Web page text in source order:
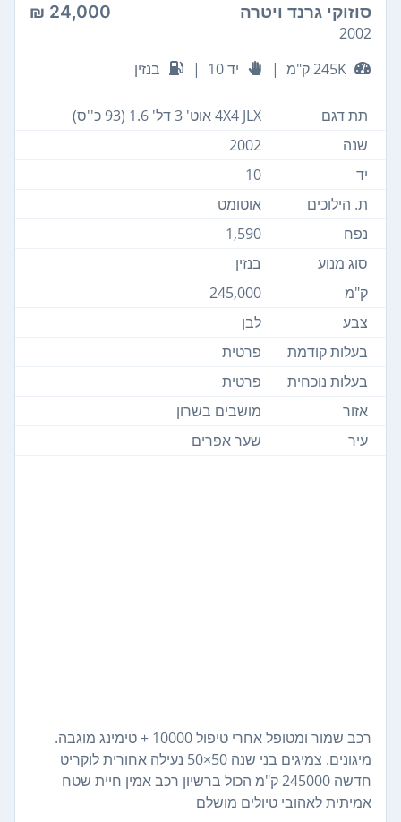
סוזוקי גרנד ויטרה 24,000 ₪
2002
245K ק"מ
| יד 10 | בנזין
תת דגם
4X4 JLX אוט' 3 דל' 1.6 (93 כ''ס)
שנה
2002
יד
10
ת. הילוכים
אוטומט
נפח
1,590
סוג מנוע
בנזין
ק"מ
245,000
צבע
לבן
בעלות קודמת
פרטית
בעלות נוכחית
פרטית
אזור
מושבים בשרון
עיר
שער אפרים
רכב שמור ומטופל אחרי טיפול 10000 + טימינג מוגבה.
מיגונים. צמיגים בני שנה 50×50 נעילה אחורית לוקריט
חדשה 245000 ק"מ הכול ברשיון רכב אמין חיית שטח
אמיתית לאהובי טיולים מושלם